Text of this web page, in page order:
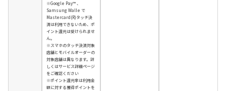
※Google Pay™ 、
Samsung Walle で
Mastercard(R)タッチ決
済は利用できないため、ポ
イント還元は受けられませ
ん。
※スマホのタッチ決済対象
店舗とモバイルオーダーの
対象店舗は異なります。詳
しくはサービス詳細ページ
をご確認ください
※ポイント還元率は利用金
額に対する獲得ポイントを